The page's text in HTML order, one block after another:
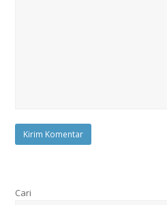
Cari